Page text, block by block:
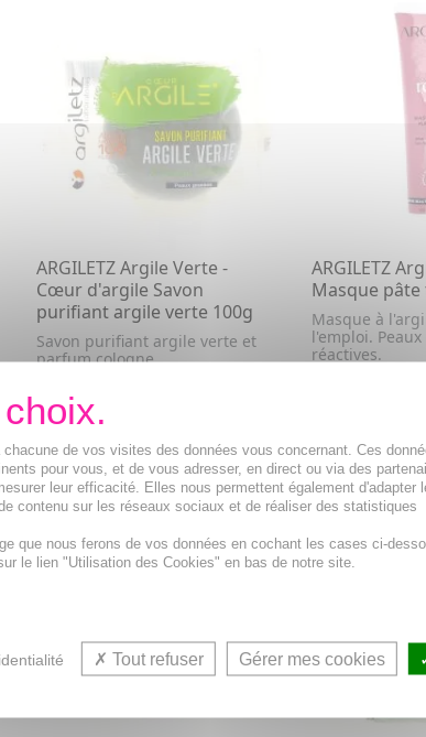
ARGILETZ Argile Verte -
Cœur d'argile Savon
purifiant argile verte 100g
Savon purifiant argile verte et
parfum cologne
VOIR CET ARTICLE
ARGILETZ
Masque pâte
Masque à
l'emploi.
réactives.
de vos visites des données vous concernant. Ces
pour vous, et de vous adresser, en direct ou via des
leur efficacité. Elles nous permettent également d'adapter
contenu sur les réseaux sociaux et de réaliser des statistiques
que nous ferons de vos données en cochant les cases ci-
le lien "Utilisation des Cookies" en bas de notre site.
Tout refuser Gérer mes cookies